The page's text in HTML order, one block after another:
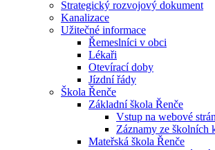
Strategický rozvojový dokument
Kanalizace
Užitečné informace
Řemeslníci v obci
Lékaři
Otevírací doby
Jízdní řády
Škola Řenče
Základní škola Řenče
Vstup na webové
Záznamy ze školních
Mateřská škola Řenče